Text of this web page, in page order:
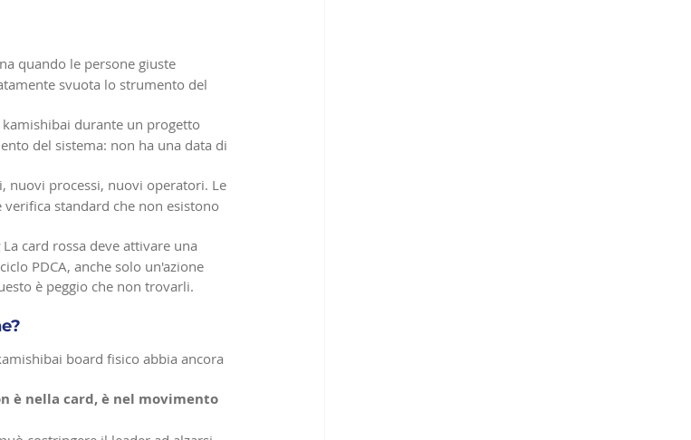
quando le persone giuste
svuota lo strumento del
durante un progetto
del sistema: non ha una data di
nuovi processi, nuovi operatori. Le
standard che non esistono
La card rossa deve attivare una
PDCA, anche solo un'azione
è peggio che non trovarli.
board fisico abbia ancora
è nella card, è nel movimento